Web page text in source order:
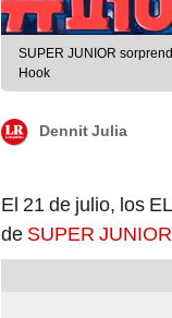
SUPER JUNIOR
Hook
Dennit Julia
El 21 de julio, los
de SUPER JUNIOR